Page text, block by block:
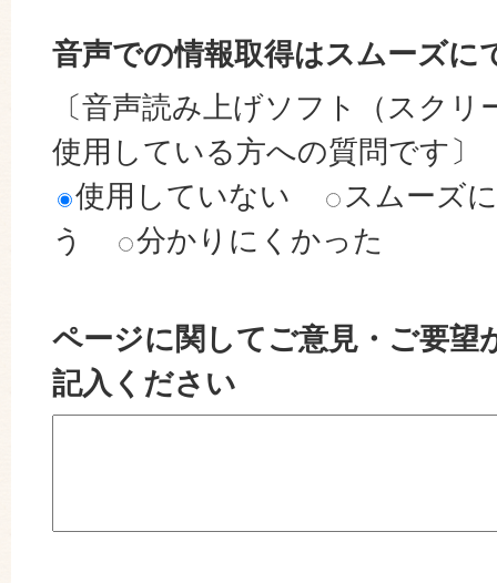
音声での情報取得はスムーズに
〔音声読み上げソフト（スク
使用している方への質問です〕
使用していない
スムーズ
う
分かりにくかった
ページに関してご意見・ご要望
記入ください